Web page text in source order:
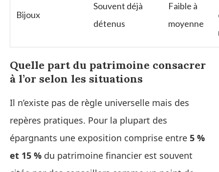
Bijoux
Souvent déjà
détenus
Faible à
moyenne
Quelle part du patrimoine consacrer
à l’or selon les situations
Il n’existe pas de règle universelle mais des
repères pratiques. Pour la plupart des
épargnants une exposition comprise entre 5 %
et 15 % du patrimoine financier est souvent